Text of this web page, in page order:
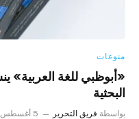
منوعات
«أبوظبي للغة العربية»
البحثية
بواسطة فريق التحرير 5 أغسطس، 2026